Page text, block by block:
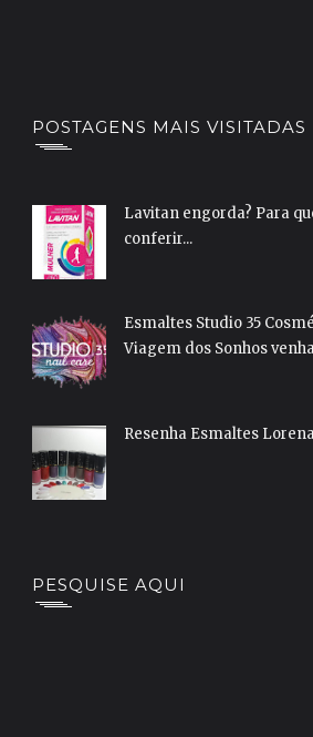
POSTAGENS MAIS VISITADAS
Lavitan engorda? Para
conferir...
Esmaltes Studio 35
Viagem dos Sonhos
Resenha Esmaltes
PESQUISE AQUI